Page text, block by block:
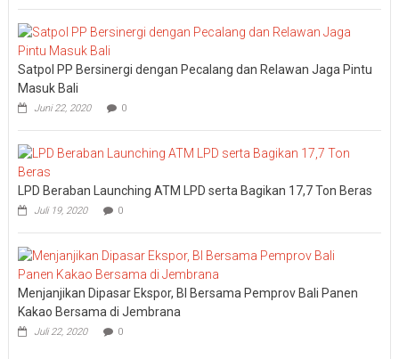
Satpol PP Bersinergi dengan Pecalang dan Relawan Jaga Pintu
Masuk Bali
Juni 22, 2020 0
LPD Beraban Launching ATM LPD serta Bagikan 17,7 Ton Beras
Juli 19, 2020 0
Menjanjikan Dipasar Ekspor, BI Bersama Pemprov Bali Panen
Kakao Bersama di Jembrana
Juli 22, 2020 0